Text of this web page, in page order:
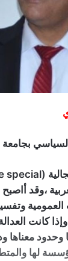
بجامعة
،وقد
العمومية
كانت
معناها
لها